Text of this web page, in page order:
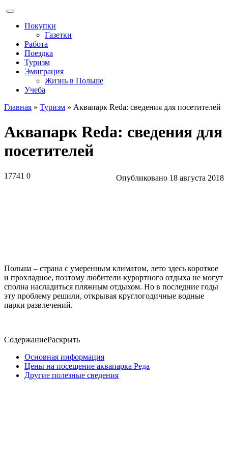
Покупки
Газетки
Работа
Поездка
Туризм
Эмиграция
Жизнь в Польше
Учеба
Главная » Туризм » Аквапарк Reda: сведения для посетителей
Аквапарк Reda: сведения для
посетителей
17741 0 Опубликовано 18 августа 2018
Польша – страна с умеренным климатом, лето здесь короткое
и прохладное, поэтому любители курортного отдыха не могут
сполна насладиться пляжным отдыхом. Но в последние годы
эту проблему решили, открывая круглогодичные водные
парки развлечений.
СодержаниеРаскрыть
Основная информация
Цены на посещение аквапарка Реда
Другие полезные сведения